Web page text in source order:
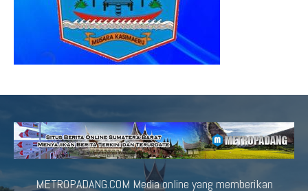
METROPADANG.COM Media online yang memberikan